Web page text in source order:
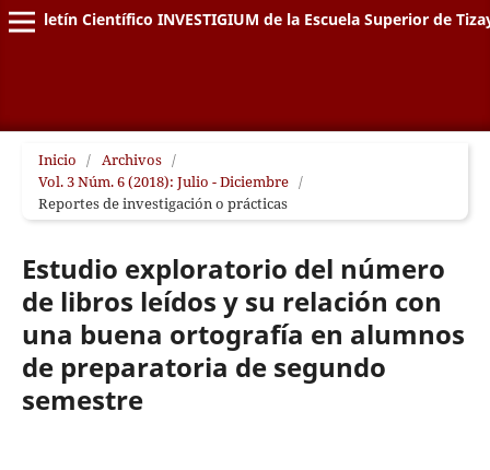
Boletín Científico INVESTIGIUM de la Escuela Superior de
Inicio / Archivos /
Vol. 3 Núm. 6 (2018): Julio - Diciembre /
Reportes de investigación o prácticas
Estudio exploratorio del número
de libros leídos y su relación con
una buena ortografía en alumnos
de preparatoria de segundo
semestre